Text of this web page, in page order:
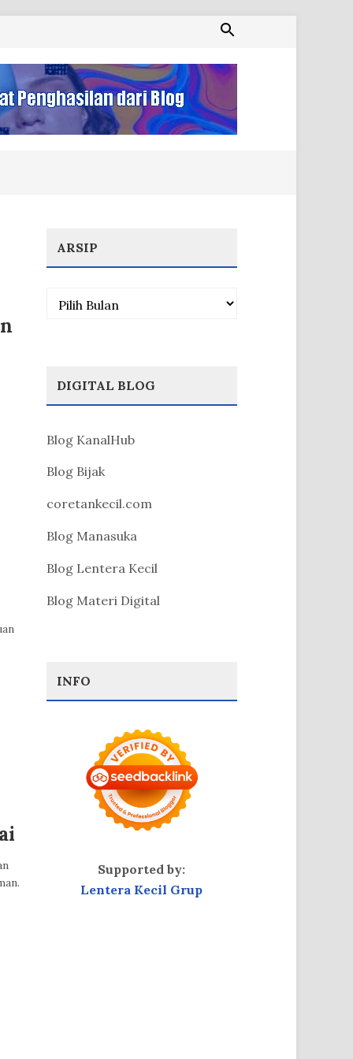
ARSIP
Arsip
DIGITAL BLOG
Blog KanalHub
Blog Bijak
coretankecil.com
Blog Manasuka
Blog Lentera Kecil
Blog Materi Digital
INFO
Supported by:
Lentera Kecil Grup